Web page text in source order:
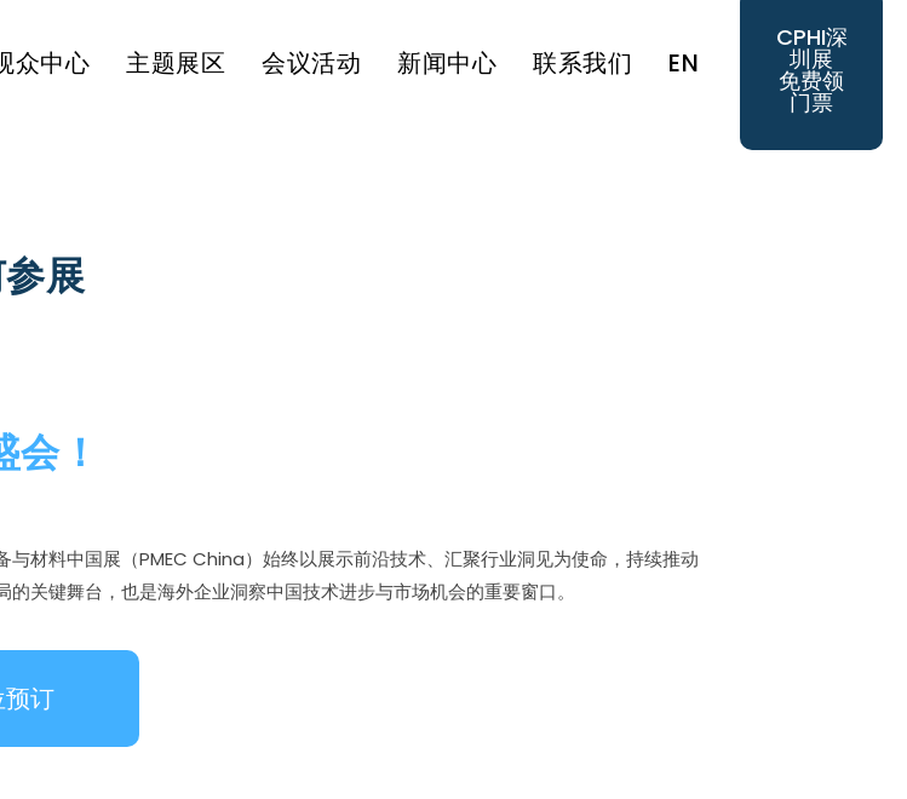
众中心 主题展区 会议活动 新闻中心 联系我们 EN
CPHI深
圳展
免费领
门票
展
！
材料中国展（PMEC China）始终以展示前沿技术、汇聚行业洞见为使命，持续推动
关键舞台，也是海外企业洞察中国技术进步与市场机会的重要窗口。
订